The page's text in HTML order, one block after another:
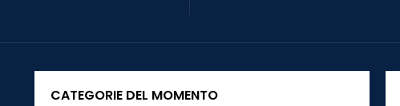
CATEGORIE DEL MOMENTO